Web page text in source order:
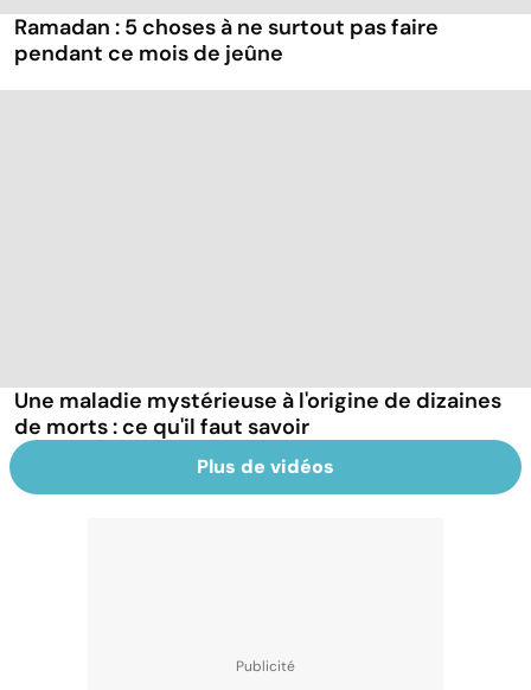
Ramadan : 5 choses à ne surtout pas faire
pendant ce mois de jeûne
Une maladie mystérieuse à l'origine de dizaines
de morts : ce qu'il faut savoir
Plus de vidéos